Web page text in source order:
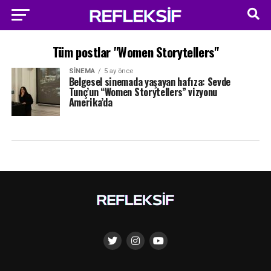
Tüm postlar "Women Storytellers"
SINEMA 5 ay önce
Belgesel sinemada yaşayan hafıza: Sevde
Tunç’un “Women Storytellers” vizyonu
Amerika’da